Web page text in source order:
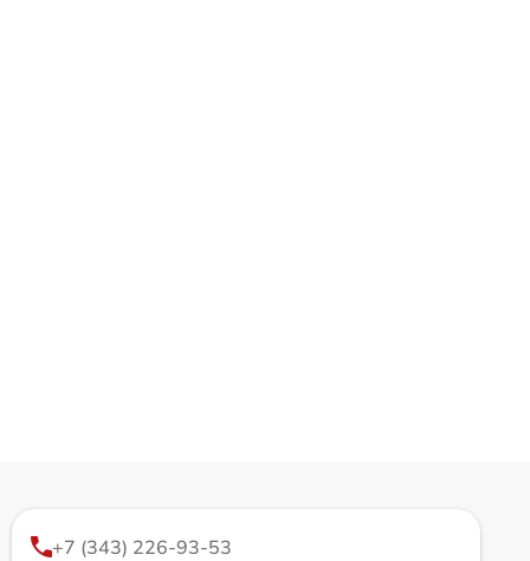
+7 (343) 226-93-53